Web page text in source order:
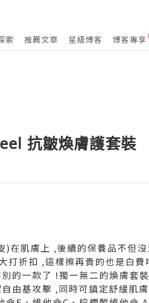
索 推薦文章 星級博客 博客專享
抗皺煥膚護套裝
)在肌膚上 ,後續的保養品不但
打折扣 ,這樣擦再貴的也是白
的一款了 !獨一無二的煥膚套
由基攻擊 ,同時可鎮定舒緩肌